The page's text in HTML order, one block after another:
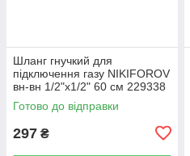
Шланг гнучкий для
підключення газу NIKIFOROV
вн-вн 1/2"x1/2" 60 см 229338
CV026945
Готово до відправки
297 ₴